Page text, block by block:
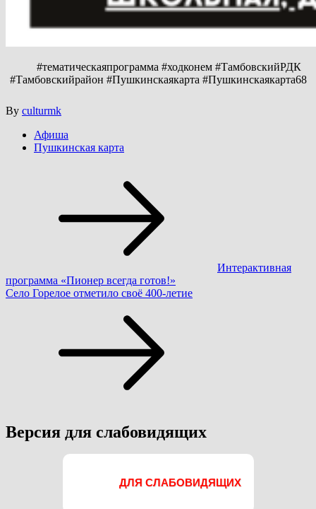
#тематическаяпрограмма #ходконем #ТамбовскийРДК
#Тамбовскийрайон #Пушкинскаякарта #Пушкинскаякарта68
By culturmk
Афиша
Пушкинская карта
записям
Интерактивная
программа «Пионер всегда готов!»
Село Горелое отметило своё 400-летие
Версия для слабовидящих
ДЛЯ СЛАБОВИДЯЩИХ